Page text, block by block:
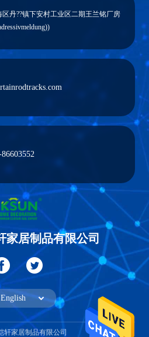
丹??镇下安村工业区二期王兰铭厂房
家居制品有限公司
轩家居制品有限公司